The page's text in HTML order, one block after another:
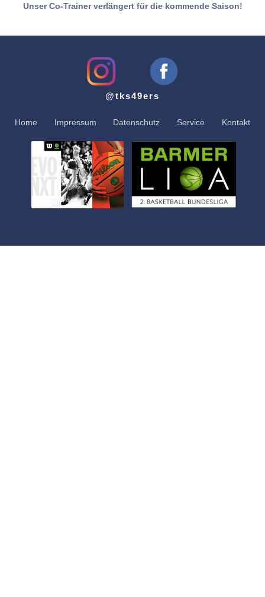
Unser Co-Trainer verlängert für die kommende Saison!
@tks49ers
Home Impressum Datenschutz Service Kontakt